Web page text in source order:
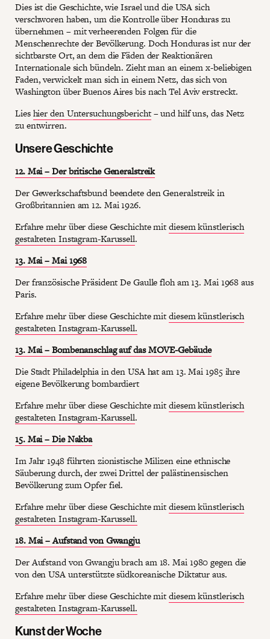
Dies ist die Geschichte, wie Israel und die USA sich
verschworen haben, um die Kontrolle über Honduras zu
übernehmen – mit verheerenden Folgen für die
Menschenrechte der Bevölkerung. Doch Honduras ist nur der
sichtbarste Ort, an dem die Fäden der Reaktionären
Internationale sich bündeln. Zieht man an einem x-beliebigen
Faden, verwickelt man sich in einem Netz, das sich von
Washington über Buenos Aires bis nach Tel Aviv erstreckt.
Lieshier den Untersuchungsbericht– und hilf uns, das Netz
zu entwirren.
Unsere Geschichte
12. Mai – Der britische Generalstreik
Der Gewerkschaftsbund beendete den Generalstreik in
Großbritannien am 12. Mai 1926.
Erfahre mehr über diese Geschichte mitdiesem künstlerisch
gestalteten Instagram-Karussell.
13. Mai – Mai 1968
Der französische Präsident De Gaulle floh am 13. Mai 1968 aus
Paris.
Erfahre mehr über diese Geschichte mitdiesem künstlerisch
gestalteten Instagram-Karussell.
13. Mai – Bombenanschlag auf das MOVE-Gebäude
Die Stadt Philadelphia in den USA hat am 13. Mai 1985 ihre
eigene Bevölkerung bombardiert
Erfahre mehr über diese Geschichte mitdiesem künstlerisch
gestalteten Instagram-Karussell.
15. Mai – Die Nakba
Im Jahr 1948 führten zionistische Milizen eine ethnische
Säuberung durch, der zwei Drittel der palästinensischen
Bevölkerung zum Opfer fiel.
Erfahre mehr über diese Geschichte mitdiesem künstlerisch
gestalteten Instagram-Karussell.
18. Mai – Aufstand von Gwangju
Der Aufstand von Gwangju brach am 18. Mai 1980 gegen die
von den USA unterstützte südkoreanische Diktatur aus.
Erfahre mehr über diese Geschichte mitdiesem künstlerisch
gestalteten Instagram-Karussell.
Kunst der Woche